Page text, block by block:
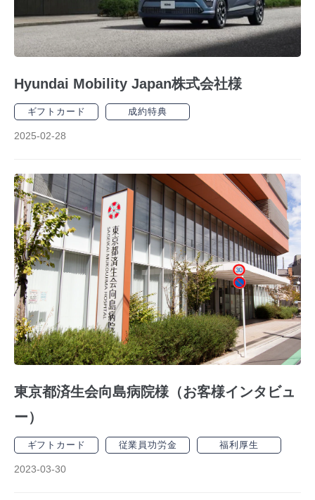
Hyundai Mobility Japan株式会社様
ギフトカード 成約特典
2025-02-28
東京都済生会向島病院様（お客様インタビュ
ー）
ギフトカード 従業員功労金 福利厚生
2023-03-30